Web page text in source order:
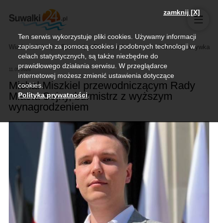
Wiadomości Sport Biznes, rolnictwo Kultura i rozrywka
11.05.2026
Michał Miszkiel przewodniczącym Rady
Miasta Sejny, burmistrz z wyższym
wynagrodzeniem
zamknij [X]
Ten serwis wykorzystuje pliki cookies. Używamy informacji
zapisanych za pomocą cookies i podobnych technologii w
celach statystycznych, są także niezbędne do
prawidłowego działania serwisu. W przeglądarce
internetowej możesz zmienić ustawienia dotyczące
cookies.
Polityka prywatności.